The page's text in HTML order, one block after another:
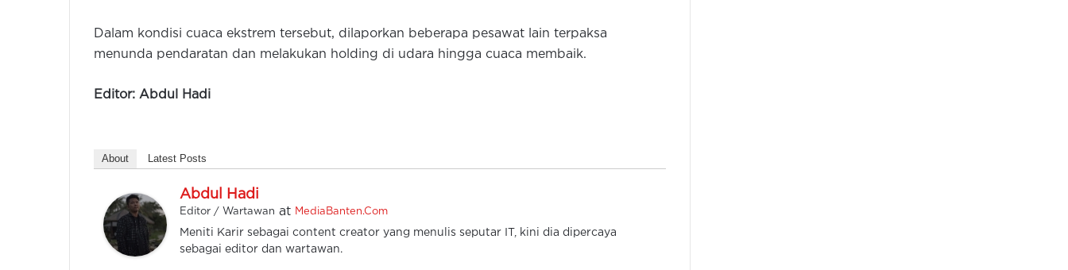
Dalam kondisi cuaca ekstrem tersebut, dilaporkan beberapa pesawat lain terpaksa
menunda pendaratan dan melakukan holding di udara hingga cuaca membaik.
Editor: Abdul Hadi
About Latest Posts
Abdul Hadi
Editor / Wartawan at MediaBanten.Com
Meniti Karir sebagai content creator yang menulis seputar IT, kini dia dipercaya
sebagai editor dan wartawan.